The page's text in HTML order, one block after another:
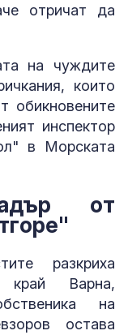
отричат да
на чуждите
които
обикновените
инспектор
в Морската
от
разкриха
край Варна,
на
остава